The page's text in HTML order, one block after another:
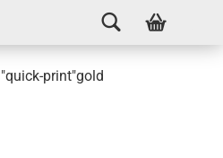
print"gold